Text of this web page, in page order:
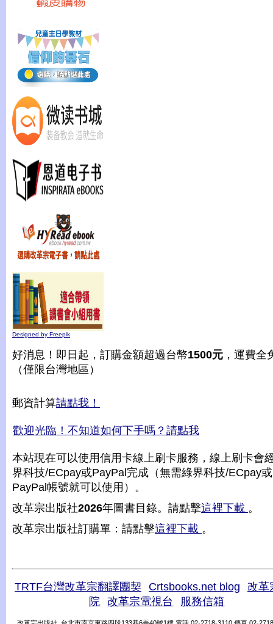
Designed by Freepik
好消息！即日起，訂購金額超過台幣1500元 ，運費全
（僅限台灣地區）
郵資計算請點我！
歡迎光臨！不知道如何下手嗎？請點我
本站現在可以使用信用卡線上刷卡服務，線上刷卡會
界科技/ECpay或PayPal完成（無需綠界科技/ECpay或
PayPal帳號就可以使用）。
改革宗出版社2026年圖書目錄。請點擊這裡下載 。
改革宗出版社訂購單：請點擊這裡下載 。
TRTF台灣改革宗翻譯團契 Crtsbooks.net blog
改革
院
改革宗電視台 服務信箱